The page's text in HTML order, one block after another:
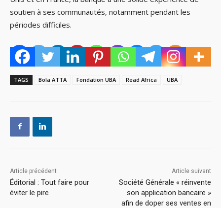
soutien à ses communautés, notamment pendant les
périodes difficiles.
TAGS Bola ATTA Fondation UBA Read Africa UBA
Article précédent
Éditorial : Tout faire pour
éviter le pire
Article suivant
Société Générale « réinvente
son application bancaire »
afin de doper ses ventes en